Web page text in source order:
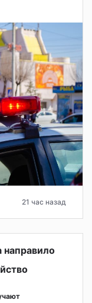
21 час назад